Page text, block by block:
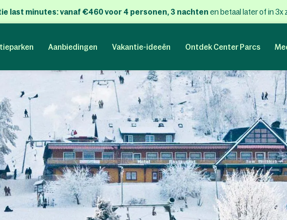
last minutes:vanaf €460 voor 4 personen, 3 nachten en betaal later of in 3x
Aanbiedingen Vakantie-ideeën Ontdek Center Parcs